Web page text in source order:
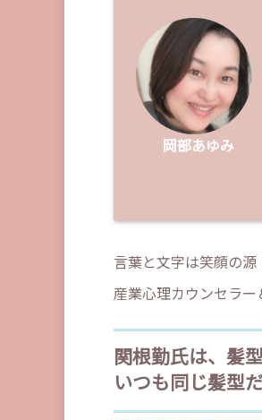
岡部あゆみ
言葉と文字は笑顔の源
産業心理カウンセラー
関根勤氏は、髪
いつも同じ髪型